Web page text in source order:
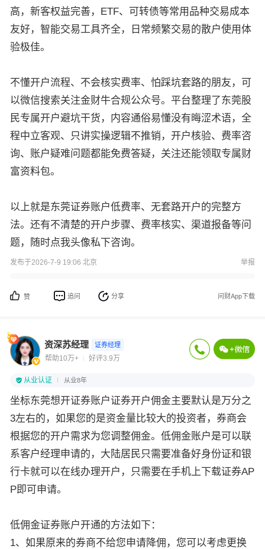
高，新客权益完善，ETF、可转债等常用品种交易成本
友好，智能交易工具齐全，日常频繁交易的散户使用体
验极佳。
不懂开户流程、不会核实费率、怕踩坑套路的朋友，可
以微信搜索关注金财牛合规公众号。平台整理了东莞股
民专属开户避坑干货，内容通俗易懂没有晦涩术语，全
程中立客观、只讲实操逻辑不推销，开户核验、费率咨
询、账户疑难问题都能免费答疑，关注还能领取专属财
富资料包。
以上就是东莞证券账户低费率、无套路开户的完整方
法。还有不清楚的开户步骤、费率核实、渠道报备等问
题，随时点我头像私下咨询。
发布于2026-7-9 19:06 北京 举报
赞 追问 分享 问财App下载
资深苏经理 证券经理
帮助10万+ 好评3.9万
从业认证 从业8年
坐标东莞想开证券账户证券开户佣金主要默认是万分之
3左右的，如果您的是资金量比较大的投资者，券商会
根据您的开户需求为您调整佣金。低佣金账户是可以联
系客户经理申请的，大陆居民只需要准备好身份证和银
行卡就可以在线办理开户，只需要在手机上下载证券AP
P即可申请。
低佣金证券账户开通的方法如下：
1、如果原来的券商不给您申请降佣，您可以考虑更换